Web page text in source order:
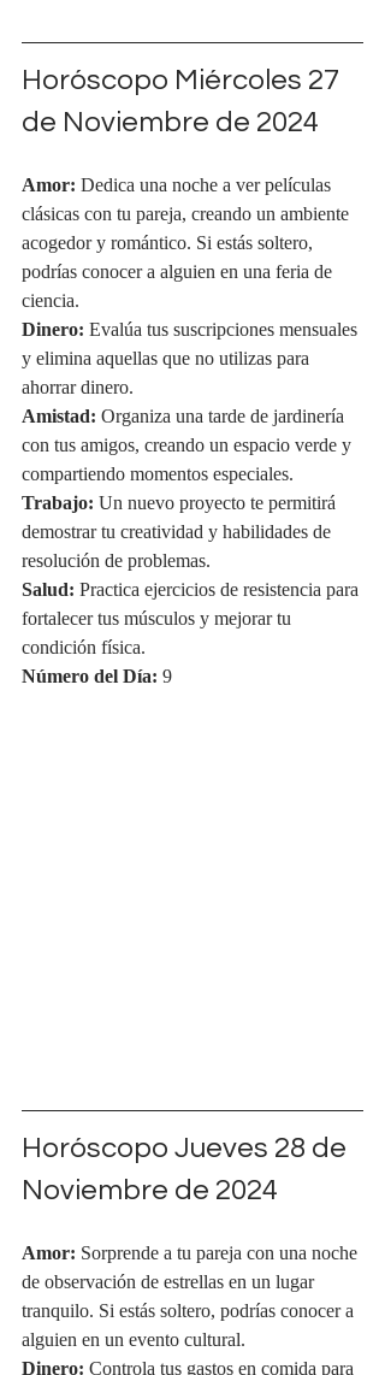
Horóscopo Miércoles 27
de Noviembre de 2024
Amor: Dedica una noche a ver películas
clásicas con tu pareja, creando un ambiente
acogedor y romántico. Si estás soltero,
podrías conocer a alguien en una feria de
ciencia.
Dinero: Evalúa tus suscripciones mensuales
y elimina aquellas que no utilizas para
ahorrar dinero.
Amistad: Organiza una tarde de jardinería
con tus amigos, creando un espacio verde y
compartiendo momentos especiales.
Trabajo: Un nuevo proyecto te permitirá
demostrar tu creatividad y habilidades de
resolución de problemas.
Salud: Practica ejercicios de resistencia para
fortalecer tus músculos y mejorar tu
condición física.
Número del Día: 9
Horóscopo Jueves 28 de
Noviembre de 2024
Amor: Sorprende a tu pareja con una noche
de observación de estrellas en un lugar
tranquilo. Si estás soltero, podrías conocer a
alguien en un evento cultural.